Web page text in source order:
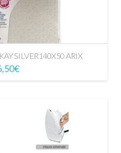
SILVER140X50 ARIX
€